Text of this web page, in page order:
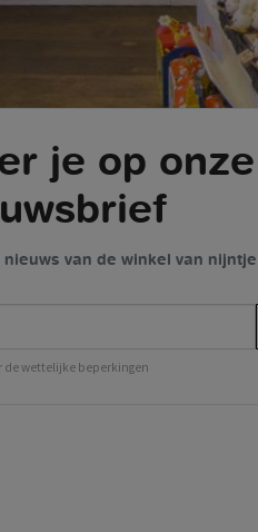
je op onze
van de winkel van nijntje
de wettelijke beperkingen